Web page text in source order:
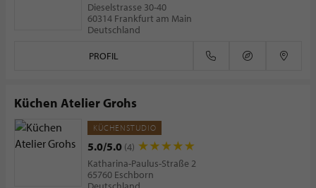
Dieselstrasse 30-40
60314 Frankfurt am Main
Deutschland
PROFIL
Küchen Atelier Grohs
KÜCHENSTUDIO
5.0/5.0 (4)
Katharina-Paulus-Straße 2
65760 Eschborn